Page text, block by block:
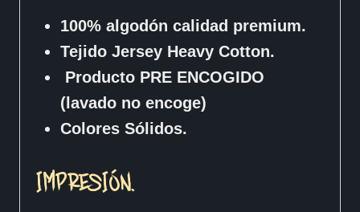
100% algodón calidad premium.
Tejido Jersey Heavy Cotton.
Producto PRE ENCOGIDO
(lavado no encoge)
Colores Sólidos.
IMPRESIÓN.